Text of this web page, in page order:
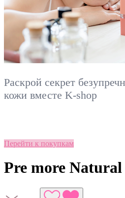
Раскрой секрет
кожи вместе K-shop
Перейти к покупкам
Pre more